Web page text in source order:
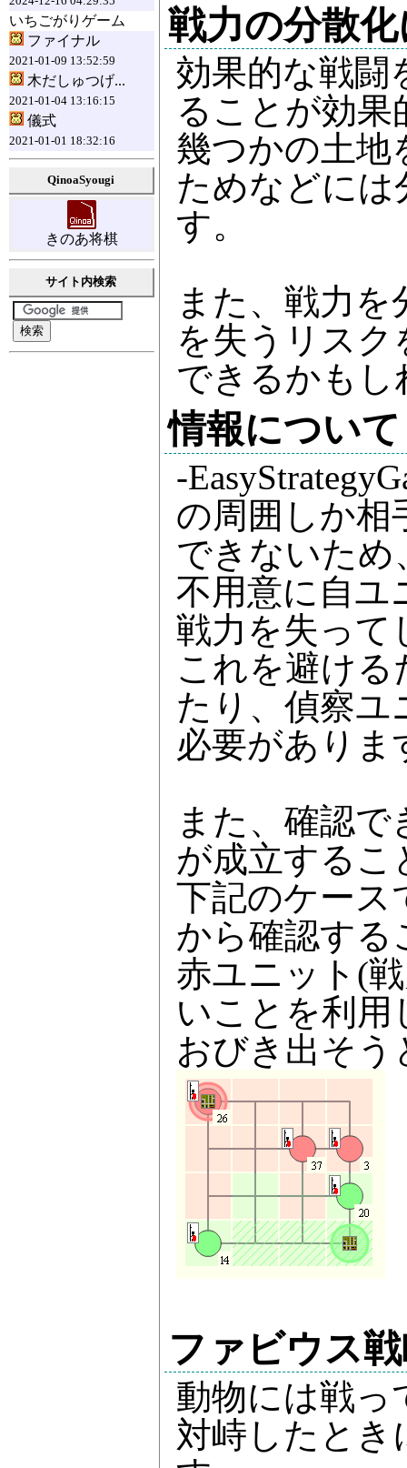
いちごがりゲーム
ファイナル
2021-01-09 13:52:59
木だしゅつげ...
2021-01-04 13:16:15
儀式
2021-01-01 18:32:16
QinoaSyougi
きのあ将棋
サイト内検索
戦力の分散
効果的な戦闘
ることが効果
幾つかの土地
ためなどには
す。
また、戦力
を失うリス
できるかもし
情報について
-
の周囲しか相
できないため
不用意に自ユ
戦力を失って
これを避ける
たり、偵察ユ
必要がありま
また、確認
が成立するこ
下記のケース
から確認する
赤ユニット(
いことを利用
おびき出そ
ファビウス
動物には戦っ
対峙したとき